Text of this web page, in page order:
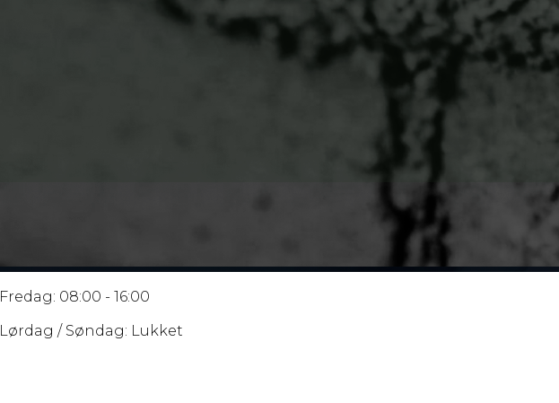
Fredag: 08:00 - 16:00
Lørdag / Søndag: Lukket